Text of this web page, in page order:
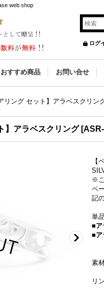
web shop
ログ
おすすめ商品 お問い合せ
リング セット】アラベスクリン
】アラベスクリング [
【
※
ペ
記
単
■ア
■ア
素
リ